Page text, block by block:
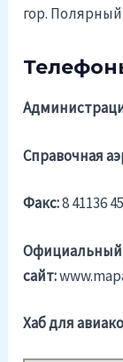
гор. Полярный
Справочная
Факс:8 41136
Официальный
cайт:
Хаб для